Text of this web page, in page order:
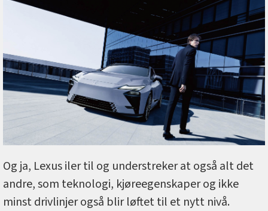
Og ja, Lexus iler til og understreker at også alt det
andre, som teknologi, kjøreegenskaper og ikke
minst drivlinjer også blir løftet til et nytt nivå.